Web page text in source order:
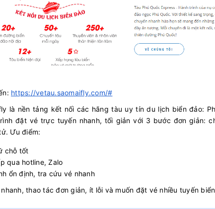
https://vetau.saomaifly.com/#
là nền tảng kết nối các hãng tàu uy tín du lịch biển đảo:
đặt vé trực tuyến nhanh, tối giản với 3 bước đơn giản:
Ưu điểm:
chỗ tốt
qua hotline, Zalo
ổn định, tra cứu vé nhanh
thao tác đơn giản, ít lỗi và muốn đặt vé nhiều tuyến